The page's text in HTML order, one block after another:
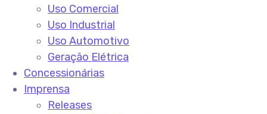
Uso Comercial
Uso Industrial
Uso Automotivo
Geração Elétrica
Concessionárias
Imprensa
Releases